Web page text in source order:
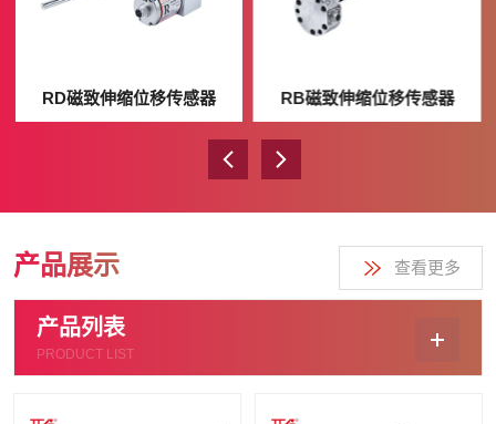
RD磁致伸缩位移传感器 RB磁致伸缩位移传感器
产品展示 查看更多
产品列表
PRODUCT LIST